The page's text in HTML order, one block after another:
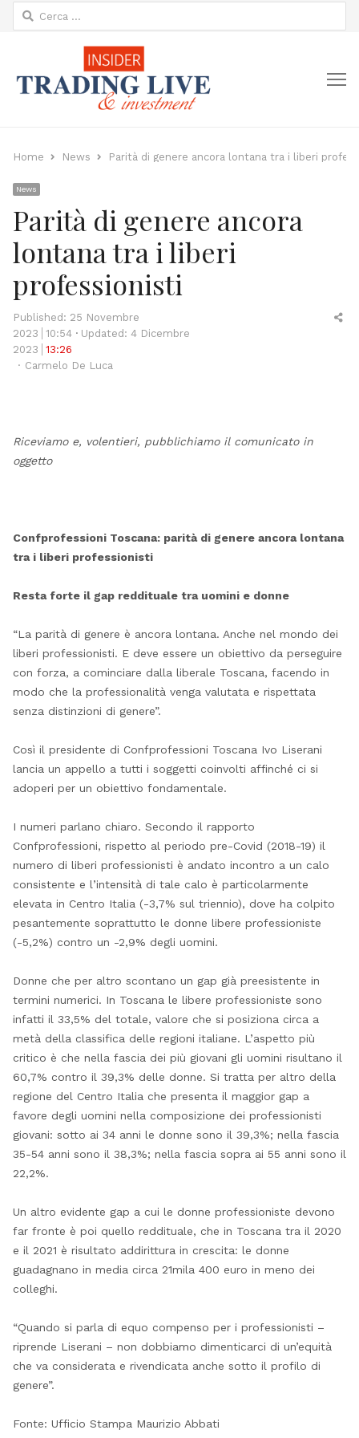
Ricerca
per:
Home News Parità di genere ancora lontana tra i liberi
News
Parità di genere ancora
lontana tra i liberi
professionisti
Published: 25 Novembre
2023
10:54
Updated: 4 Dicembre
2023
13:26
Author
Carmelo De Luca
Riceviamo e, volentieri, pubblichiamo il comunicato in
oggetto
Confprofessioni Toscana: parità di genere ancora lontana
tra i liberi professionisti
Resta forte il gap reddituale tra uomini e donne
“La parità di genere è ancora lontana. Anche nel mondo dei
liberi professionisti. E deve essere un obiettivo da perseguire
con forza, a cominciare dalla liberale Toscana, facendo in
modo che la professionalità venga valutata e rispettata
senza distinzioni di genere”.
Così il presidente di Confprofessioni Toscana Ivo Liserani
lancia un appello a tutti i soggetti coinvolti affinché ci si
adoperi per un obiettivo fondamentale.
I numeri parlano chiaro. Secondo il rapporto
Confprofessioni, rispetto al periodo pre-Covid (2018-19) il
numero di liberi professionisti è andato incontro a un calo
consistente e l’intensità di tale calo è particolarmente
elevata in Centro Italia (-3,7% sul triennio), dove ha colpito
pesantemente soprattutto le donne libere professioniste
(-5,2%) contro un -2,9% degli uomini.
Donne che per altro scontano un gap già preesistente in
termini numerici. In Toscana le libere professioniste sono
infatti il 33,5% del totale, valore che si posiziona circa a
metà della classifica delle regioni italiane. L’aspetto più
critico è che nella fascia dei più giovani gli uomini risultano il
60,7% contro il 39,3% delle donne. Si tratta per altro della
regione del Centro Italia che presenta il maggior gap a
favore degli uomini nella composizione dei professionisti
giovani: sotto ai 34 anni le donne sono il 39,3%; nella fascia
35-54 anni sono il 38,3%; nella fascia sopra ai 55 anni sono il
22,2%.
Un altro evidente gap a cui le donne professioniste devono
far fronte è poi quello reddituale, che in Toscana tra il 2020
e il 2021 è risultato addirittura in crescita: le donne
guadagnano in media circa 21mila 400 euro in meno dei
colleghi.
“Quando si parla di equo compenso per i professionisti –
riprende Liserani – non dobbiamo dimenticarci di un’equità
che va considerata e rivendicata anche sotto il profilo di
genere”.
Fonte: Ufficio Stampa Maurizio Abbati